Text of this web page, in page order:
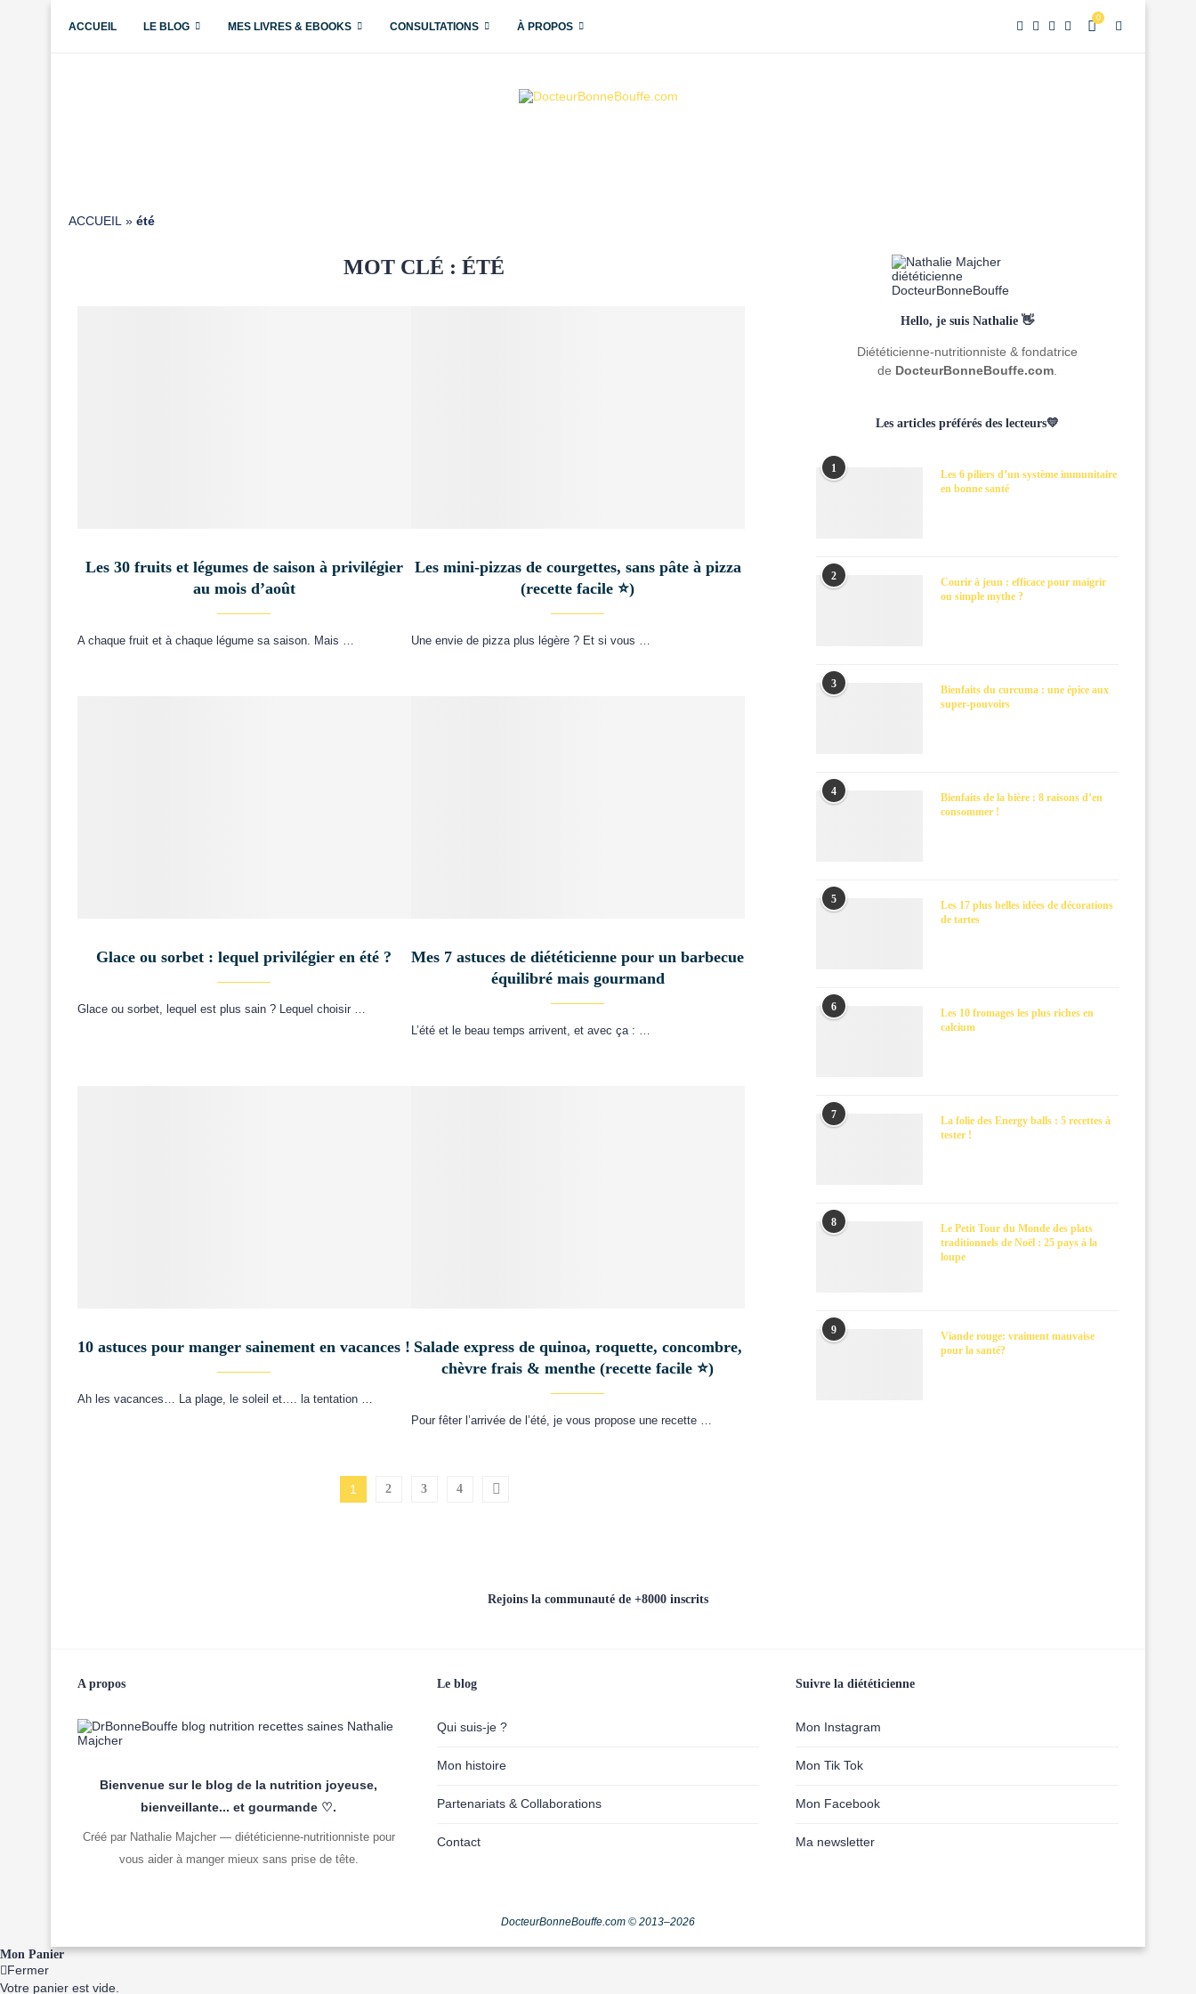
ACCUEIL LE BLOG MES LIVRES & EBOOKS CONSULTATIONS À PROPOS
0
ACCUEIL » été
MOT CLÉ :ÉTÉ
Les 30 fruits et légumes de saison à privilégier
au mois d’août
A chaque fruit et à chaque légume sa saison. Mais …
Les mini-pizzas de courgettes, sans pâte à pizza
(recette facile ⭐)
Une envie de pizza plus légère ? Et si vous …
Glace ou sorbet : lequel privilégier en été ?
Glace ou sorbet, lequel est plus sain ? Lequel choisir …
Mes 7 astuces de diététicienne pour un barbecue
équilibré mais gourmand
L’été et le beau temps arrivent, et avec ça : …
10 astuces pour manger sainement en vacances !
Ah les vacances… La plage, le soleil et…. la tentation …
Salade express de quinoa, roquette, concombre,
chèvre frais & menthe (recette facile ⭐)
Pour fêter l’arrivée de l’été, je vous propose une recette …
1 2 3 4
Hello, je suis Nathalie 👋
Diététicienne-nutritionniste & fondatrice
de DocteurBonneBouffe.com
Les articles préférés des lecteurs💛
1
Les 6 piliers d’un système immunitaire
en bonne santé
2
Courir à jeun : efficace pour maigrir
ou simple mythe ?
3
Bienfaits du curcuma : une épice aux
super-pouvoirs
4
Bienfaits de la bière : 8 raisons d’en
consommer !
5
Les 17 plus belles idées de décorations
de tartes
6
Les 10 fromages les plus riches en
calcium
7
La folie des Energy balls : 5 recettes à
tester !
8
Le Petit Tour du Monde des plats
traditionnels de Noël : 25 pays à la
loupe
9
Viande rouge: vraiment mauvaise
pour la santé?
Rejoins la communauté de +8000 inscrits
A propos
Bienvenue sur le blog de la nutrition joyeuse,
bienveillante... et gourmande ♡.
Créé par Nathalie Majcher — diététicienne-nutritionniste pour
vous aider à manger mieux sans prise de tête.
Le blog
Qui suis-je ?
Mon histoire
Partenariats & Collaborations
Contact
Suivre la diététicienne
Mon Instagram
Mon Tik Tok
Mon Facebook
Ma newsletter
DocteurBonneBouffe.com © 2013–2026
Mon Panier
Fermer
Votre panier est vide.